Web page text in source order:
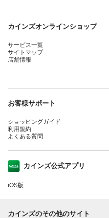
カインズオンラインショップ
サービス一覧
サイトマップ
店舗情報
お客様サポート
ショッピングガイド
利用規約
よくある質問
カインズ公式アプリ
iOS版
カインズのその他のサイト